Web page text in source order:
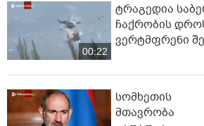
00:22
ტრაგედია
ჩაქრობის
ვერტმფრენი
სომხეთის
მთავრობა